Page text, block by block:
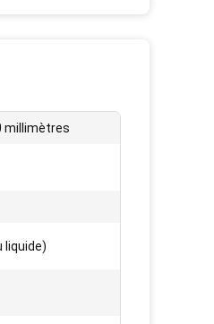
millimètres
liquide)